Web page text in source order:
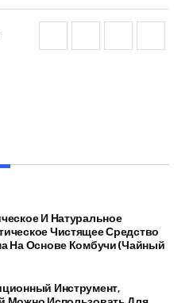
И Натуральное
Чистящее Средство
На Основе Комбучи (чайный
Инструмент,